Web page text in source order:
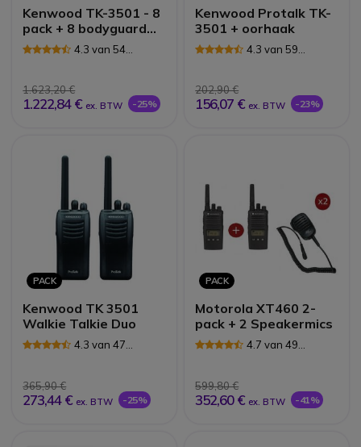
Kenwood TK-3501 - 8
pack + 8 bodyguard
PTT oortjes4.3 van 54
1.623,20 €
1.222,84 € ex. BTW -25%
Kenwood Protalk TK-
3501 + oorhaak
4.3 van 59
202,90 €
156,07 € ex. BTW -23%
PACK
Kenwood TK 3501
Walkie Talkie Duo
4.3 van 47
365,90 €
273,44 € ex. BTW -25%
PACK
Motorola XT460 2-
pack + 2 Speakermics
4.7 van 49
599,80 €
352,60 € ex. BTW -41%